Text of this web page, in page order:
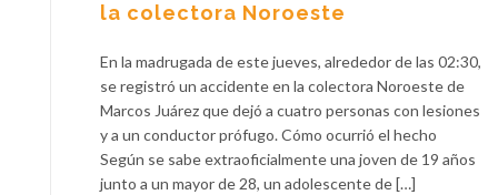
la colectora Noroeste
En la madrugada de este jueves, alrededor de las 02:30,
se registró un accidente en la colectora Noroeste de
Marcos Juárez que dejó a cuatro personas con lesiones
y a un conductor prófugo. Cómo ocurrió el hecho
Según se sabe extraoficialmente una joven de 19 años
junto a un mayor de 28, un adolescente de […]